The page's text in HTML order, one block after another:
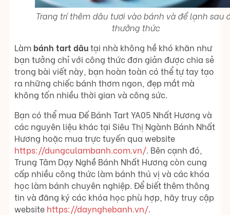
Trang trí thêm dâu tươi vào bánh và để lạnh sau
thưởng thức
Làm bánh tart dâutại nhà không hề khó khăn như
bạn tưởng chỉ với công thức đơn giản được chia sẻ
trong bài viết này, bạn hoàn toàn có thể tự tay tạo
ra những chiếc bánh thơm ngon, đẹp mắt mà
không tốn nhiều thời gian và công sức.
Bạn có thể mua Đế Bánh Tart YA05 Nhất Hương và
các nguyên liệu khác tại Siêu Thị Ngành Bánh Nhất
Hương hoặc mua trực tuyến qua website
https://dungculambanh.com.vn/. Bên cạnh đó,
Trung Tâm Dạy Nghề Bánh Nhất Hương còn cung
cấp nhiều công thức làm bánh thú vị và các khóa
học làm bánh chuyên nghiệp. Để biết thêm thông
tin và đăng ký các khóa học phù hợp, hãy truy cập
website https://daynghebanh.vn/.